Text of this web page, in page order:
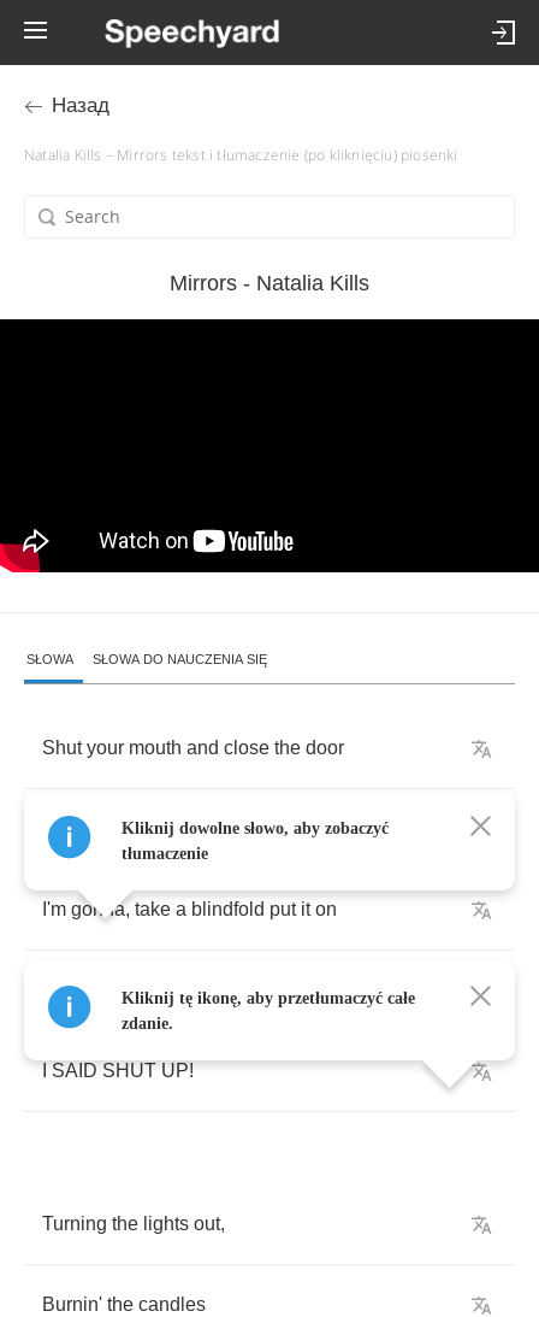
Назад
Natalia Kills – Mirrors tekst i tłumaczenie (po kliknięciu) piosenki
Mirrors - Natalia Kills
SŁOWA SŁOWA DO NAUCZENIA SIĘ
Shut your mouth and close the door
wanna watch you while you take it off
I'm gonna, take a blindfold put it on
And then I drop the to floor
I SAID SHUT UP!
Turning the lights out,
Burnin' the candles
Kliknij dowolne słowo, aby zobaczyć
tłumaczenie
Kliknij tę ikonę, aby przetłumaczyć całe
zdanie.